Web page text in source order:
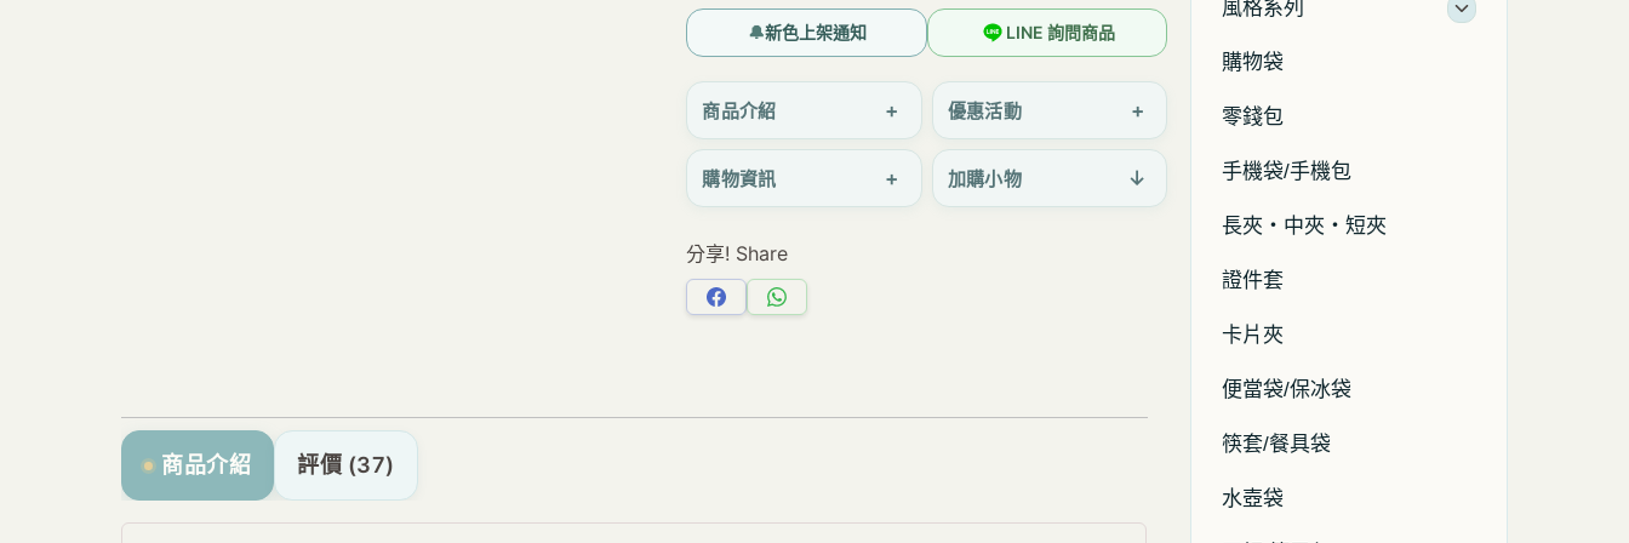
錢
包
(厚
挺
納
層
LINE 詢問商品
🔔新色上架通知
商品介紹 + 優惠活動 +
購物資訊 + 加購小物 ↓
分享! Share
分
分
商品介紹 評價 (37)
風格系列
購物袋
零錢包
手機袋/手機包
長夾・中夾・短夾
證件套
卡片夾
便當袋/保冰袋
筷套/餐具袋
水壺袋